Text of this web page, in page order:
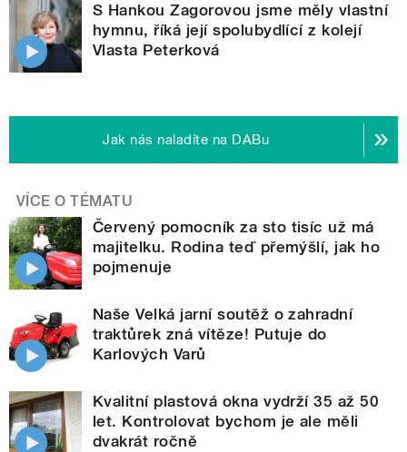
S Hankou Zagorovou jsme měly vlastní
hymnu, říká její spolubydlící z kolejí
Vlasta Peterková
Jak nás naladíte na DABu
VÍCE O TÉMATU
Červený pomocník za sto tisíc už má
majitelku. Rodina teď přemýšlí, jak ho
pojmenuje
Naše Velká jarní soutěž o zahradní
traktůrek zná vítěze! Putuje do
Karlových Varů
Kvalitní plastová okna vydrží 35 až 50
let. Kontrolovat bychom je ale měli
dvakrát ročně